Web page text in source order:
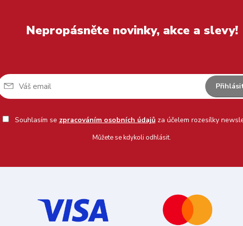
Nepropásněte novinky, akce a slevy!
Souhlasím se zpracováním osobních údajůza účelem rozesílky
Můžete se kdykoli odhlásit.